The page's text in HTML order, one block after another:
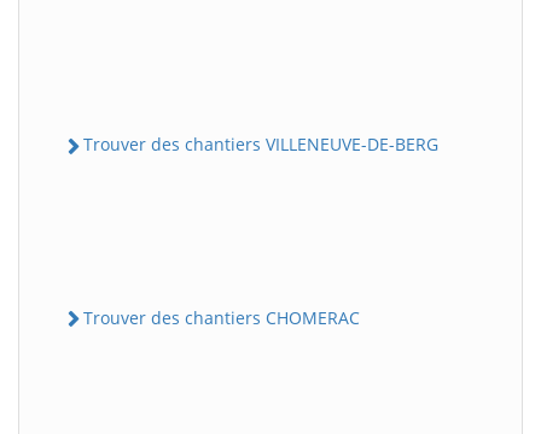
Trouver des chantiers VILLENEUVE-DE-BERG
Trouver des chantiers CHOMERAC